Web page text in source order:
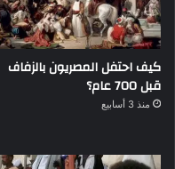
كيف احتفل المصريون بالزفاف
قبل 700 عام؟
منذ 3 أسابيع